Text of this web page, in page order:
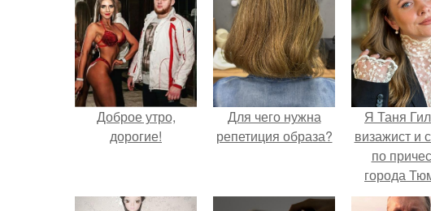
Доброе утро,
дорогие!
Для чего нужна
репетиция образа?
Я Таня
визажист и
по
города